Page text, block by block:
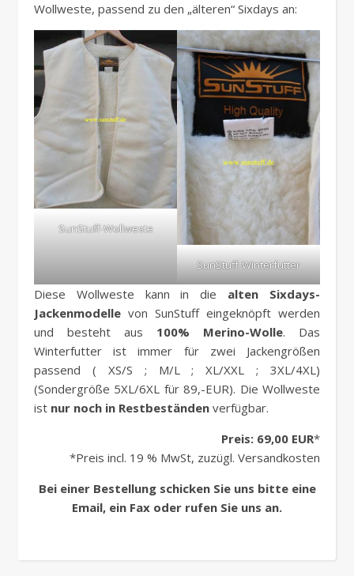
Wollweste, passend zu den „älteren“ Sixdays an:
SunStuff-Wollweste
SunStuff-Winterfutter
Diese Wollweste kann in die alten Sixdays-
Jackenmodelle von SunStuff eingeknöpft werden
und besteht aus 100% Merino-Wolle. Das
Winterfutter ist immer für zwei Jackengrößen
passend ( XS/S ; M/L ; XL/XXL ; 3XL/4XL)
(Sondergröße 5XL/6XL für 89,-EUR). Die Wollweste
ist nur noch in Restbeständen verfügbar.
Preis: 69,00 EUR*
*Preis incl. 19 % MwSt, zuzügl. Versandkosten
Bei einer Bestellung schicken Sie uns bitte eine
Email, ein Fax oder rufen Sie uns an.